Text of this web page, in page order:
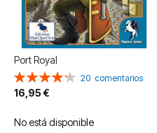
Port Royal
Valoración:
85%
20 comentarios
16,95 €
No está disponible